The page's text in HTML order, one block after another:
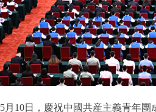
5月10日，慶祝中國共産主義青年